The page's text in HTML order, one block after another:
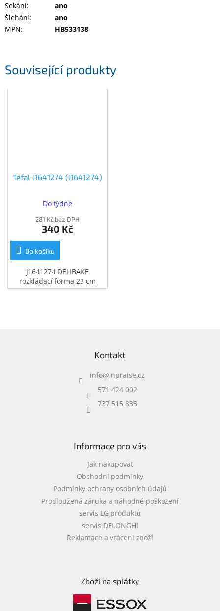
Související produkty
Tefal J1641274 (J1641274)
Do týdne
281 Kč bez DPH
340 Kč
Do košíku
J1641274 DELIBAKE
rozkládací forma 23 cm
Sekání:
ano
Šlehání:
ano
MPN: HB533138
Kontakt
info@inpraise.cz
571 424 002
737 515 835
Informace pro vás
Jak nakupovat
Obchodní podmínky
Podmínky ochrany osobních údajů
Prodloužená záruka a náhodné poškození
servis LG produktů
servis DELONGHI
Reklamace a vrácení zboží
Zboží na splátky